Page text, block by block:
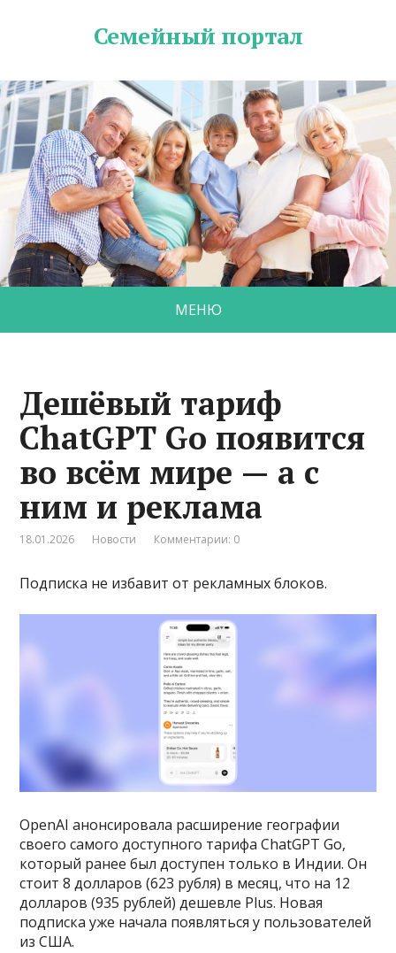
Семейный портал
МЕНЮ
Дешёвый тариф
ChatGPT Go появится
во всём мире — а с
ним и реклама
18.01.2026 Новости Комментарии: 0
Подписка не избавит от рекламных блоков.
OpenAI анонсировала расширение географии
своего самого доступного тарифа ChatGPT Go,
который ранее был доступен только в Индии. Он
стоит 8 долларов (623 рубля) в месяц, что на 12
долларов (935 рублей) дешевле Plus. Новая
подписка уже начала появляться у пользователей
из США.